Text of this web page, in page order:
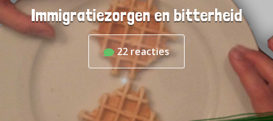
Immigratiezorgen en bitterheid
22reacties